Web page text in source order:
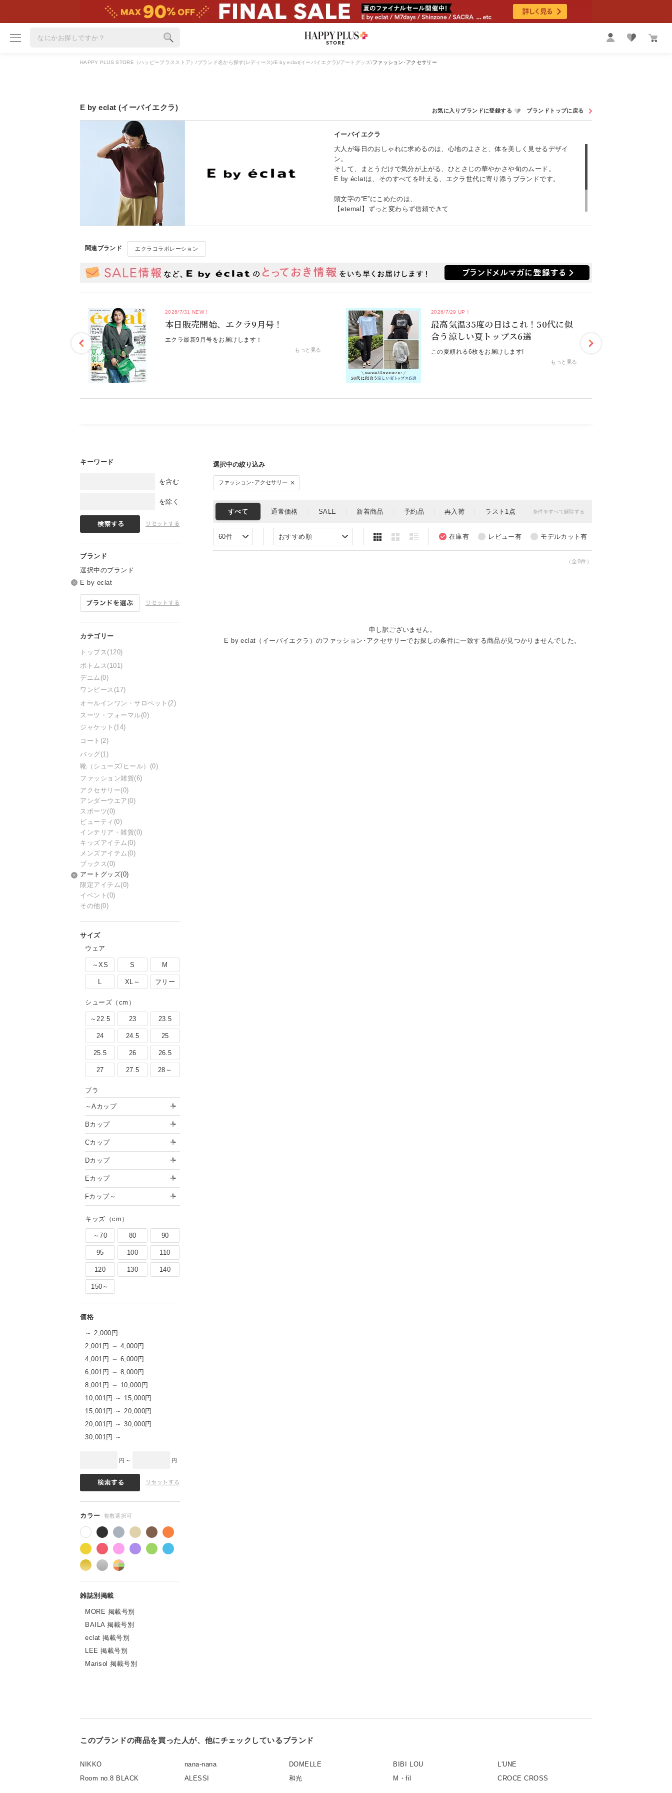
雑誌掲載アイテム
雑誌･書籍(一緒に買うと送料無料)
HAPPY PLUS STORE（ハッピープラスストア） ブランド名から探す(レディース) E by eclat(イーバイエクラ) アートグッズ ファッション･アクセサリー
E by eclat (イーバイエクラ)
イーバイエクラ
大人が毎日のおしゃれに求めるのは、心地のよさと、体を美しく見せるデザイ
ン。
そして、まとうだけで気分が上がる、ひとさじの華やかさや旬のムード。
E by éclatは、そのすべてを叶える、エクラ世代に寄り添うブランドです。
頭文字の“E”にこめたのは、
【eternal】ずっと変わらず信頼できて
おしゃれに前向きなエクラ世代が
関連ブランド エクラコラボレーション
2026/7/31 NEW！
本日販売開始、エクラ9月号！
エクラ最新9月号をお届けします！
もっと見る
2026/7/29 UP！
最高気温35度の日はこれ！50代に似
合う涼しい夏トップス6選
この夏頼れる6枚をお届けします!
もっと見る
ース切り替えコクーンワンピ
を含む
を除く
選択中のブランド
E by eclat
トップス (120)
ボトムス (101)
デニム (0)
ワンピース (17)
オールインワン・サロペット (2)
スーツ・フォーマル(0)
ジャケット (14)
コート (2)
バッグ(1)
靴（シューズ/ヒール） (0)
ファッション雑貨(6)
アクセサリー(0)
アンダーウエア (0)
スポーツ(0)
ビューティ (0)
インテリア・雑貨(0)
キッズアイテム (0)
メンズアイテム (0)
ブックス (0)
アートグッズ(0)
限定アイテム(0)
イベント (0)
その他(0)
ウェア
～XS S M
L XL～ フリー
シューズ（cm）
～22.5 23 23.5
24 24.5 25
25.5 26 26.5
27 27.5 28～
ブラ
～Aカップ
Bカップ
Cカップ
Dカップ
Eカップ
Fカップ～
キッズ（cm）
～70 80 90
95 100 110
120 130 140
150～
～ 2,000円
2,001円 ～ 4,000円
4,001円 ～ 6,000円
6,001円 ～ 8,000円
8,001円 ～ 10,000円
10,001円 ～ 15,000円
15,001円 ～ 20,000円
20,001円 ～ 30,000円
30,001円 ～
円 ～ 円
MORE 掲載号別
BAILA 掲載号別
eclat 掲載号別
LEE 掲載号別
Marisol 掲載号別
ファッション･アクセサリー
（全0件）
申し訳ございません。
E by eclat（イーバイエクラ）のファッション･アクセサリーでお探しの条件に一致する商品が見つかりませんでした。
このブランドの商品を買った人が、他にチェックしているブランド
NIKKO
Room no.8 BLACK
nana-nana
ALESSI
DOMELLE
和光
BIBI LOU
M・fil
L'UNE
CROCE CROSS